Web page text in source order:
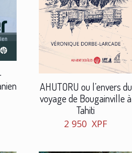
AHUTORU ou l’envers du
voyage de Bougainville à
Tahiti
2 950 XPF